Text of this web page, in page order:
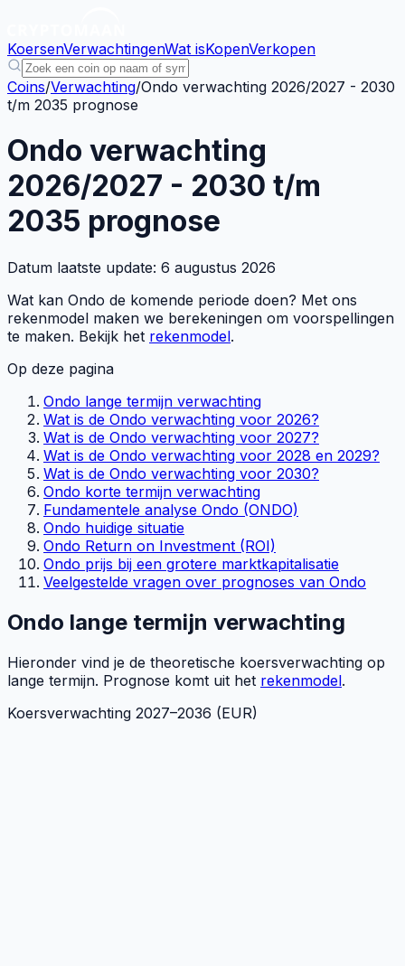
KoersenVerwachtingenWat isKopenVerkopen
Coins/Verwachting/Ondo verwachting 2026/2027 - 2030
t/m 2035 prognose
Ondo verwachting
2026/2027 - 2030 t/m
2035 prognose
Datum laatste update: 6 augustus 2026
Wat kan Ondo de komende periode doen? Met ons
rekenmodel maken we berekeningen om voorspellingen
te maken. Bekijk het rekenmodel.
Op deze pagina
Ondo lange termijn verwachting
Wat is de Ondo verwachting voor 2026?
Wat is de Ondo verwachting voor 2027?
Wat is de Ondo verwachting voor 2028 en 2029?
Wat is de Ondo verwachting voor 2030?
Ondo korte termijn verwachting
Fundamentele analyse Ondo (ONDO)
Ondo huidige situatie
Ondo Return on Investment (ROI)
Ondo prijs bij een grotere marktkapitalisatie
Veelgestelde vragen over prognoses van Ondo
Ondo lange termijn verwachting
Hieronder vind je de theoretische koersverwachting op
lange termijn. Prognose komt uit het rekenmodel.
Koersverwachting 2027–2036 (EUR)